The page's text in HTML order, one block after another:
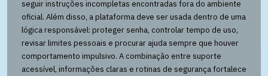
seguir instruções incompletas encontradas fora do ambiente
oficial. Além disso, a plataforma deve ser usada dentro de uma
lógica responsável: proteger senha, controlar tempo de uso,
revisar limites pessoais e procurar ajuda sempre que houver
comportamento impulsivo. A combinação entre suporte
acessível, informações claras e rotinas de segurança fortalece